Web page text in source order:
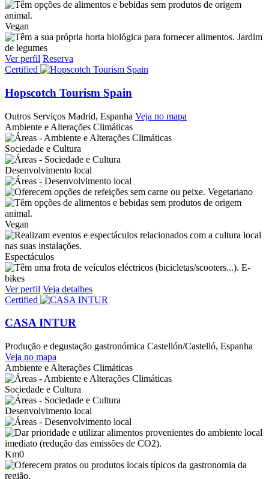
Vegan
Jardim
de legumes
Ver perfil Reserva
Certified
Hopscotch Tourism Spain
Outros Serviços Madrid, Espanha Veja no mapa
Ambiente e Alterações Climáticas
Sociedade e Cultura
Desenvolvimento local
Vegetariano
Vegan
Espectáculos
E-
bikes
Ver perfil Veja detalhes
Certified
CASA INTUR
Produção e degustação gastronómica Castellón/Castelló, Espanha
Veja no mapa
Ambiente e Alterações Climáticas
Sociedade e Cultura
Desenvolvimento local
Km0